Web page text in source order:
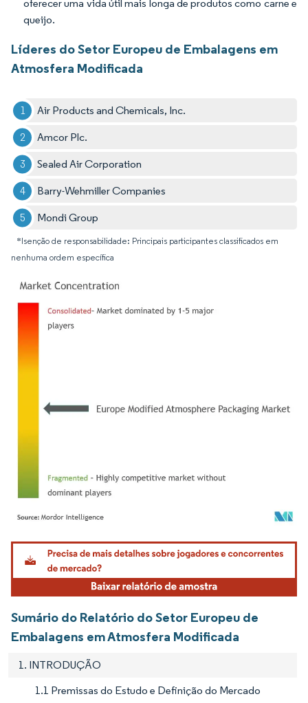
oferecer uma vida útil mais longa de produtos como carne e
queijo.
Líderes do Setor Europeu de Embalagens em
Atmosfera Modificada
Air Products and Chemicals, Inc.
Amcor Plc.
Sealed Air Corporation
Barry-Wehmiller Companies
Mondi Group
*Isenção de responsabilidade: Principais participantes classificados em
nenhuma ordem específica
Imagem © Mordor Intelligence. O reuso requer atribuição conforme CC BY 4.0.
Sumário do Relatório do Setor Europeu de
Embalagens em Atmosfera Modificada
1. INTRODUÇÃO
1.1 Premissas do Estudo e Definição do Mercado